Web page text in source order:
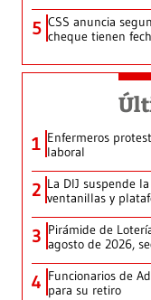
5 CSS anuncia
cheque tienen
1 Enfermeros
laboral
2 La DIJ suspende
ventanillas y
3 Pirámide de
agosto de 2026,
4 Funcionarios de
para su retiro